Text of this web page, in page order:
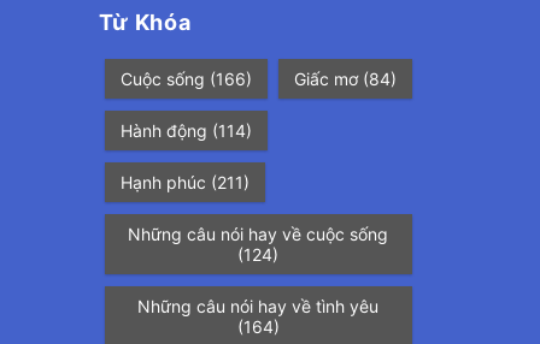
Từ Khóa
Cuộc sống (166) Giấc mơ(84)
Hành động (114)
Hạnh phúc (211)
Những câu nói hay về cuộc sống
(124)
Những câu nói hay về tình yêu
(164)